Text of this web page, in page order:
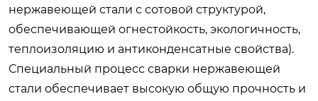
нержавеющей стали с сотовой структурой,
обеспечивающей огнестойкость, экологичность,
теплоизоляцию и антиконденсатные свойства).
Специальный процесс сварки нержавеющей
стали обеспечивает высокую общую прочность и